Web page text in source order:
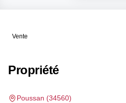
Vente
Propriété
Poussan (34560)